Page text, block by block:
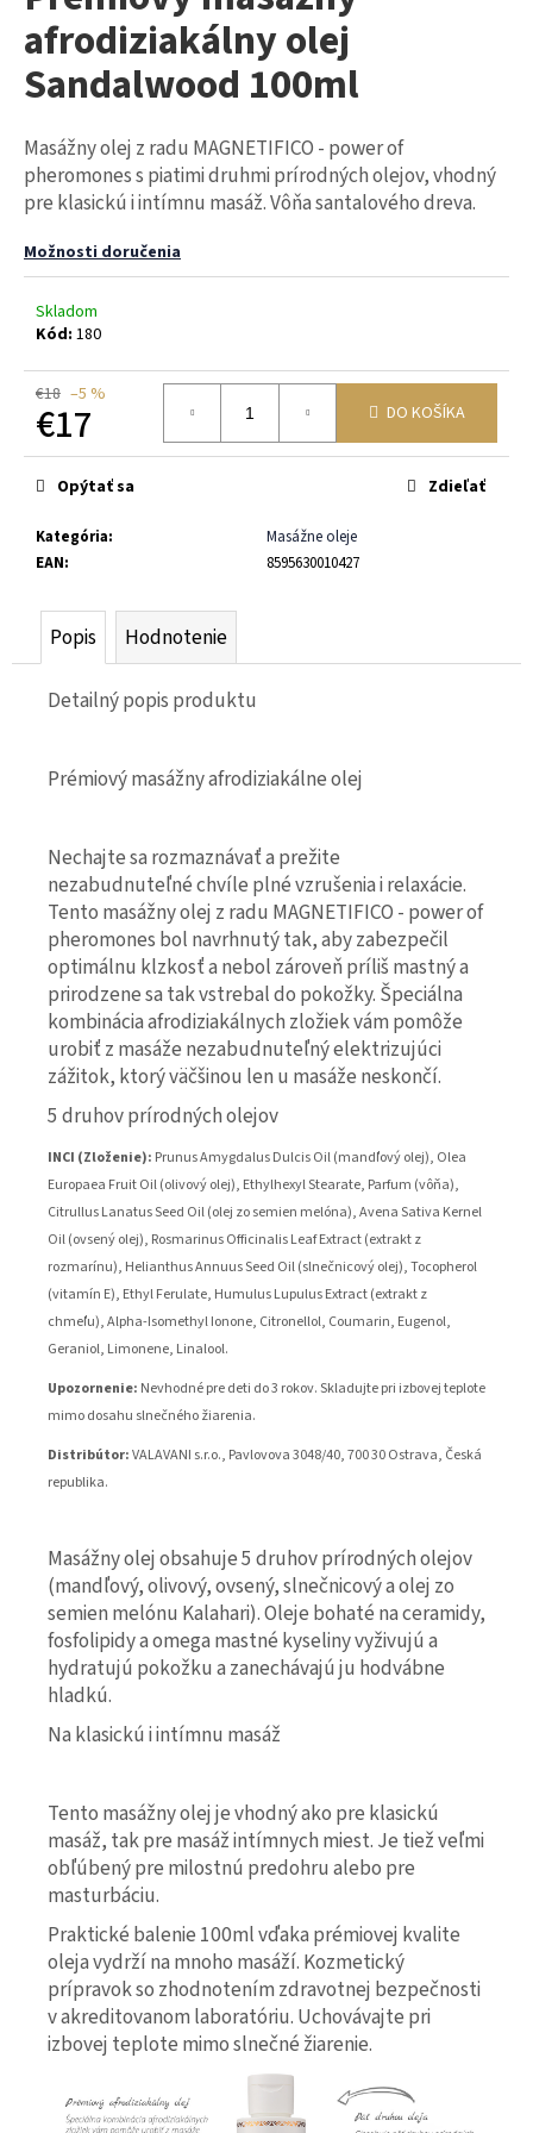
z
5
hviezdičiek.
afrodiziakálny olej
Sandalwood 100ml
Masážny olej z radu MAGNETIFICO - power of
pheromones s piatimi druhmi prírodných olejov, vhodný
pre klasickú i intímnu masáž. Vôňa santalového dreva.
Možnosti doručenia
Skladom
Kód: 180
€18 –5 %
€17
Jednotková
cena:
DO KOŠÍKA
Kategória:
Masážne oleje
EAN: 8595630010427
Opýtať sa Zdieľať
Popis Hodnotenie
Detailný popis produktu
Prémiový masážny afrodiziakálne olej
Nechajte sa rozmaznávať a prežite
nezabudnuteľné chvíle plné vzrušenia i relaxácie.
Tento masážny olej z radu MAGNETIFICO - power of
pheromones bol navrhnutý tak, aby zabezpečil
optimálnu klzkosť a nebol zároveň príliš mastný a
prirodzene sa tak vstrebal do pokožky. Špeciálna
kombinácia afrodiziakálnych zložiek vám pomôže
urobiť z masáže nezabudnuteľný elektrizujúci
zážitok, ktorý väčšinou len u masáže neskončí.
5 druhov prírodných olejov
INCI (Zloženie): Prunus Amygdalus Dulcis Oil (mandľový olej), Olea
Europaea Fruit Oil (olivový olej), Ethylhexyl Stearate, Parfum (vôňa),
Citrullus Lanatus Seed Oil (olej zo semien melóna), Avena Sativa Kernel
Oil (ovsený olej), Rosmarinus Officinalis Leaf Extract (extrakt z
rozmarínu), Helianthus Annuus Seed Oil (slnečnicový olej), Tocopherol
(vitamín E), Ethyl Ferulate, Humulus Lupulus Extract (extrakt z
chmeľu), Alpha-Isomethyl Ionone, Citronellol, Coumarin, Eugenol,
Geraniol, Limonene, Linalool.
Upozornenie: Nevhodné pre deti do 3 rokov. Skladujte pri izbovej teplote
mimo dosahu slnečného žiarenia.
Distribútor:VALAVANI s.r.o., Pavlovova 3048/40, 700 30 Ostrava, Česká
republika.
Masážny olej obsahuje 5 druhov prírodných olejov
(mandľový, olivový, ovsený, slnečnicový a olej zo
semien melónu Kalahari). Oleje bohaté na ceramidy,
fosfolipidy a omega mastné kyseliny vyživujú a
hydratujú pokožku a zanechávajú ju hodvábne
hladkú.
Na klasickú i intímnu masáž
Tento masážny olej je vhodný ako pre klasickú
masáž, tak pre masáž intímnych miest. Je tiež veľmi
obľúbený pre milostnú predohru alebo pre
masturbáciu.
Praktické balenie 100ml vďaka prémiovej kvalite
oleja vydrží na mnoho masáží. Kozmetický
prípravok so zhodnotením zdravotnej bezpečnosti
v akreditovanom laboratóriu. Uchovávajte pri
izbovej teplote mimo slnečné žiarenie.
á
j
s
?
HĽADAŤ
O
d
o
LOVELY
BEMINE
MUŽOV
€44
Pôvodne:
€49